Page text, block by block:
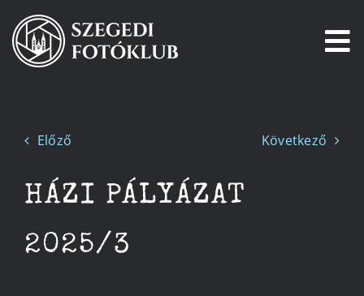
Kihagyás
Galéria
Pályázatok
Tagjaink
Előző Következő
HÁZI PÁLYÁZAT
2025/3